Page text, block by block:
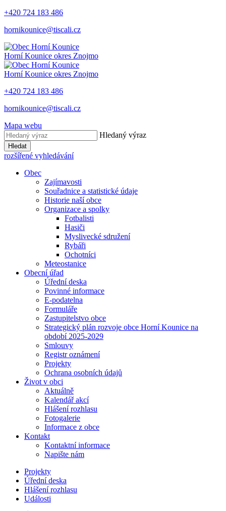
+420 724 183 486
hornikounice@tiscali.cz
Horní Kounice okres Znojmo
Horní Kounice okres Znojmo
+420 724 183 486
hornikounice@tiscali.cz
Mapa webu
Hledaný výraz
Hledat
rozšířené vyhledávání
Obec
Zajímavosti
Souřadnice a statistické údaje
Historie naší obce
Organizace a spolky
Fotbalisti
Hasiči
Myslivecké sdružení
Rybáři
Ochotníci
Meteostanice
Obecní úřad
Úřední deska
Povinné informace
E-podatelna
Formuláře
Zastupitelstvo obce
Strategický plán rozvoje obce Horní Kounice na
období 2025-2029
Smlouvy
Registr oznámení
Projekty
Ochrana osobních údajů
Život v obci
Aktuálně
Kalendář akcí
Hlášení rozhlasu
Fotogalerie
Informace z obce
Kontakt
Kontaktní informace
Napište nám
Projekty
Úřední deska
Hlášení rozhlasu
Události